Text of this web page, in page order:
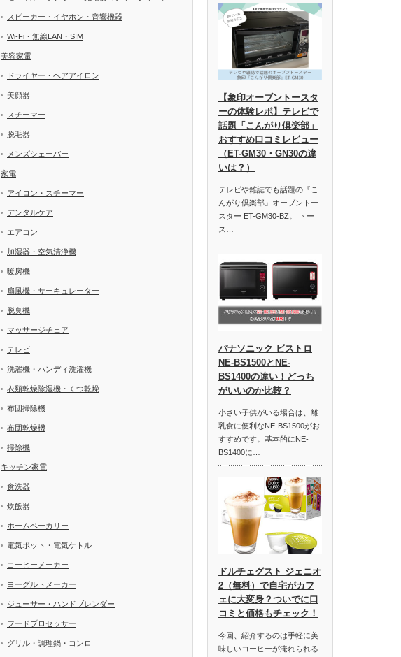
スピーカー・イヤホン・音響機器
Wi-Fi・無線LAN・SIM
美容家電
ドライヤー・ヘアアイロン
美顔器
スチーマー
脱毛器
メンズシェーバー
家電
アイロン・スチーマー
デンタルケア
エアコン
加湿器・空気清浄機
暖房機
扇風機・サーキュレーター
脱臭機
マッサージチェア
テレビ
洗濯機・ハンディ洗濯機
衣類乾燥除湿機・くつ乾燥
布団掃除機
布団乾燥機
掃除機
キッチン家電
食洗器
炊飯器
ホームベーカリー
電気ポット・電気ケトル
コーヒーメーカー
ヨーグルトメーカー
ジューサー・ハンドブレンダー
フードプロセッサー
グリル・調理鍋・コンロ
【象印オーブントースタ
ーの体験レポ】テレビで
話題「こんがり倶楽部」
おすすめ口コミレビュー
（ET-GM30・GN30の違
いは？）
テレビや雑誌でも話題の『こ
んがり倶楽部』オーブントー
スター ET-GM30-BZ。 トー
ス…
パナソニック ビストロ
NE-BS1500とNE-
BS1400の違い！どっち
がいいのか比較？
小さい子供がいる場合は、離
乳食に便利なNE-BS1500がお
すすめです。基本的にNE-
BS1400に…
ドルチェグスト ジェニオ
2（無料）で自宅がカフ
ェに大変身？ついでに口
コミと価格もチェック！
今回、紹介するのは手軽に美
味しいコーヒーが淹れられる